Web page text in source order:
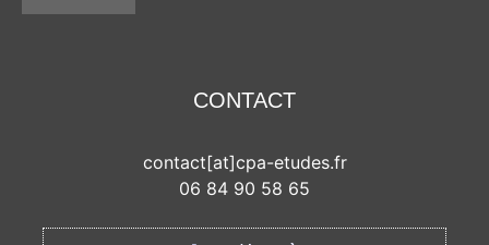
CONTACT
contact[at]cpa-etudes.fr
06 84 90 58 65